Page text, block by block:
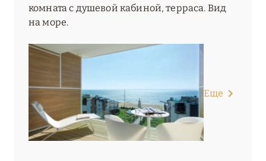
комната с душевой кабиной, терраса. Вид
на море.
Еще